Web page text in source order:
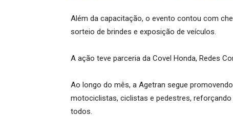
Além da capacitação, o evento contou com
sorteio de brindes e exposição de veículos.
A ação teve parceria da Covel Honda, Redes
Ao longo do mês, a Agetran segue
motociclistas, ciclistas e pedestres,
todos.